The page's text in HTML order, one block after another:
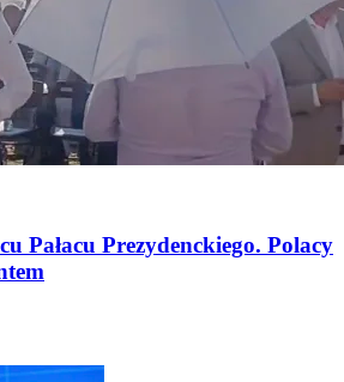
Pałacu Prezydenckiego. Polacy